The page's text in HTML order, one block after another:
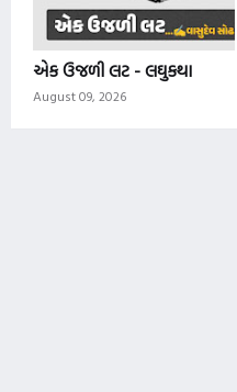
એક ઉજળી લટ - લઘુકથા
August 09, 2026